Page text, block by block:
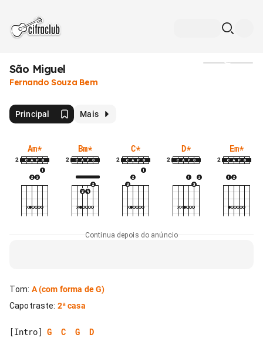
São Miguel
Fernando Souza Bem
Principal Mais
Am*
2
Bm*
2
C*
2
D*
2
Em*
2
Continua depois do anúncio
Tom: A(com forma de G)
Capotraste: 2ª casa
[Intro] G C G
D